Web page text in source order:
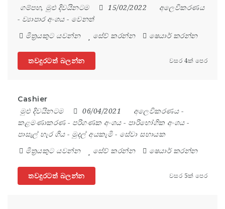
ගම්පහ, මුළු දිවයිනටම 15/02/2022
අලෙවිකරණය
- ව්‍යාපාර අංශය- වෙනත්
මිත්‍රයකුට යවන්න සේව් කරන්න ෂෙයාර් කරන්න
තවදුරටත් බලන්න වසර 4ක් පෙර
Cashier
මුළු දිවයිනටම 06/04/2021 අලෙවිකරණය-
කළමණාකරණ- පරිගණක අංශය- පාරිභෝගික අංශය-
පාසැල් හැර ගිය- මුදල් අයකැමි- සේවා සහායක
මිත්‍රයකුට යවන්න සේව් කරන්න ෂෙයාර් කරන්න
තවදුරටත් බලන්න වසර 5ක් පෙර